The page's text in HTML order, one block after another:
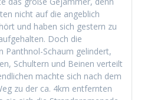
nicht auf die ange­blich
und haben sich gestern zu
Doch die
Pan­th­nol-Schaum gelin­dert,
Schul­tern und Beinen verteilt
machte sich nach dem
zu der ca. 4km ent­fer­n­ten